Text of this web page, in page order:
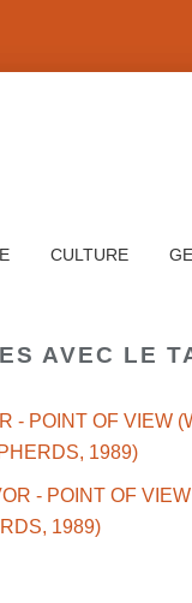
CULTURE
AVEC LE
- POINT OF VIEW
1989)